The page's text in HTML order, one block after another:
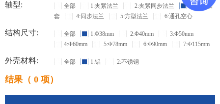
轴型: 全部 1:夹紧法兰 2:夹紧同步法兰
3:盲孔轴
套
4:同步法兰 5:方型法兰 6:通孔空心
结构尺寸: 全部 1:Φ38mm 2:Φ40mm
3:Φ50mm
4:Φ60mm
5:Φ78mm 6:Φ90mm 7:Φ115mm
外壳材料: 全部 1:铝 2:不锈钢
结果（ 0 项）